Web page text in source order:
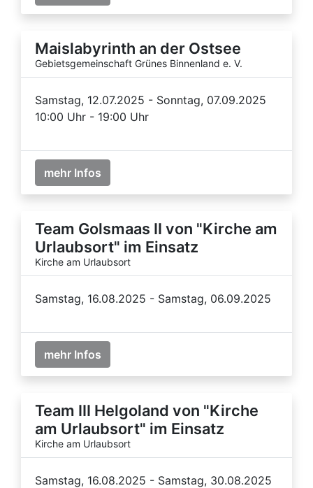
Maislabyrinth an der Ostsee
Gebietsgemeinschaft Grünes Binnenland e. V.
Samstag, 12.07.2025 - Sonntag, 07.09.2025
10:00 Uhr - 19:00 Uhr
mehr Infos
Team Golsmaas II von "Kirche am
Urlaubsort" im Einsatz
Kirche am Urlaubsort
Samstag, 16.08.2025 - Samstag, 06.09.2025
mehr Infos
Team III Helgoland von "Kirche
am Urlaubsort" im Einsatz
Kirche am Urlaubsort
Samstag, 16.08.2025 - Samstag, 30.08.2025